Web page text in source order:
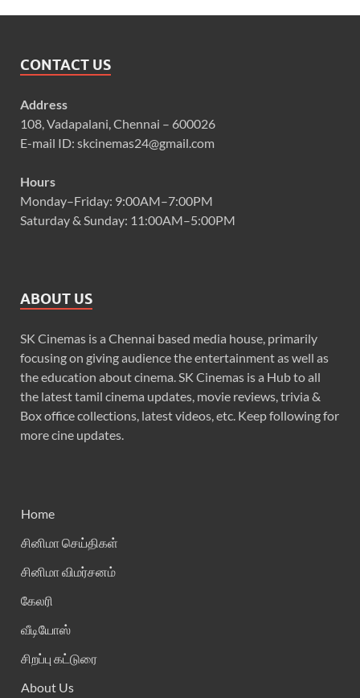
CONTACT US
Address
108, Vadapalani, Chennai – 600026
E-mail ID: skcinemas24@gmail.com
Hours
Monday–Friday: 9:00AM–7:00PM
Saturday & Sunday: 11:00AM–5:00PM
ABOUT US
SK Cinemas is a Chennai based media house, primarily
focusing on giving audience the entertainment as well as
the education about cinema. SK Cinemas is a Hub to all
the latest tamil cinema updates, movie reviews, trivia &
Box office collections, latest videos, etc. Keep following for
more cine updates.
Home
சினிமா செய்திகள்
சினிமா விமர்சனம்
கேலரி
வீடியோஸ்
சிறப்பு கட்டுரை
About Us